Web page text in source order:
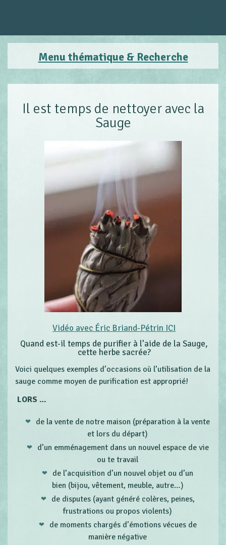
Menu thématique & Recherche
Il est temps de nettoyer avec la
Sauge
Vidéo avec Éric Briand-Pétrin ICI
Quand est-il temps de purifier à l’aide de la Sauge,
cette herbe sacrée?
Voici quelques exemples d’occasions où l’utilisation de la
sauge comme moyen de purification est approprié!
LORS …
de la vente de notre maison (préparation à la vente
et lors du départ)
d’un emménagement dans un nouvel espace de vie
ou te travail
de l’acquisition d’un nouvel objet ou d’un
bien (bijou, vêtement, meuble, autre…)
de disputes (ayant généré colères, peines,
frustrations ou propos violents)
de moments chargés d’émotions vécues de
manière négative